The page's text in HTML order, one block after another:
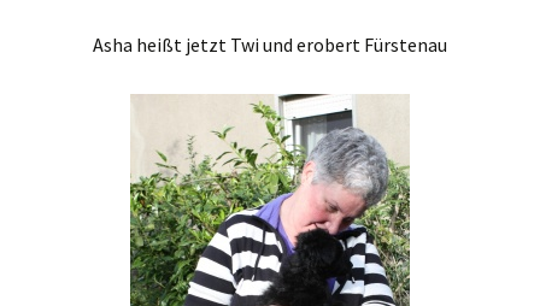
Asha heißt jetzt Twi und erobert Fürstenau